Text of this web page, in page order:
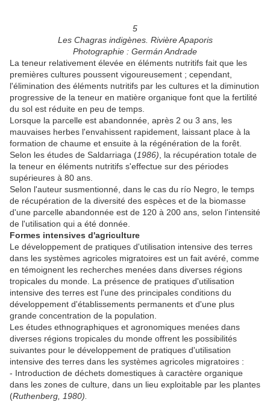
5
Les Chagras indigènes. Rivière Apaporis
Photographie : Germán Andrade
La teneur relativement élevée en éléments nutritifs fait que les
premières cultures poussent vigoureusement ; cependant,
l'élimination des éléments nutritifs par les cultures et la diminution
progressive de la teneur en matière organique font que la fertilité
du sol est réduite en peu de temps.
Lorsque la parcelle est abandonnée, après 2 ou 3 ans, les
mauvaises herbes l'envahissent rapidement, laissant place à la
formation de chaume et ensuite à la régénération de la forêt.
Selon les études de Saldarriaga (1986) , la récupération totale de
la teneur en éléments nutritifs s'effectue sur des périodes
supérieures à 80 ans.
Selon l'auteur susmentionné, dans le cas du río Negro, le temps
de récupération de la diversité des espèces et de la biomasse
d'une parcelle abandonnée est de 120 à 200 ans, selon l'intensité
de l'utilisation qui a été donnée.
Formes intensives d'agriculture
Le développement de pratiques d'utilisation intensive des terres
dans les systèmes agricoles migratoires est un fait avéré, comme
en témoignent les recherches menées dans diverses régions
tropicales du monde. La présence de pratiques d'utilisation
intensive des terres est l'une des principales conditions du
développement d'établissements permanents et d'une plus
grande concentration de la population.
Les études ethnographiques et agronomiques menées dans
diverses régions tropicales du monde offrent les possibilités
suivantes pour le développement de pratiques d'utilisation
intensive des terres dans les systèmes agricoles migratoires :
- Introduction de déchets domestiques à caractère organique
dans les zones de culture, dans un lieu exploitable par les plantes
(Ruthenberg, 1980).